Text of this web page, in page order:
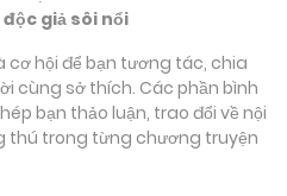
giả sôi nổi
cơ hội để bạn tương tác, chia
cùng sở thích. Các phần bình
bạn thảo luận, trao đổi về nội
thú trong từng chương truyện